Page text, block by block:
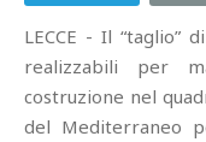
LECCE - Il “taglio”
realizzabili per
costruzione nel
del Mediterraneo